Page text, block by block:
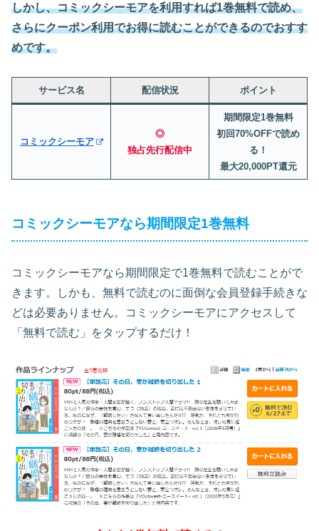
しかし、コミックシーモアを利用すれば1巻無料で読め、
さらにクーポン利用でお得に読むことができるのでおすす
めです。
サービス名 配信状況 ポイント
コミックシーモア
◎
独占先行配信中
期間限定1巻無料
初回70%OFFで読め
る！
最大20,000PT還元
コミックシーモアなら期間限定1巻無料
コミックシーモアなら期間限定で1巻無料で読むことがで
きます。しかも、無料で読むのに面倒な会員登録手続きな
どは必要ありません。コミックシーモアにアクセスして
「無料で読む」をタップするだけ！